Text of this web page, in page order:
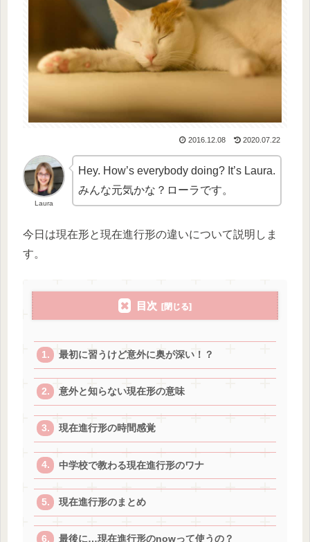
2016.12.08 2020.07.22
Laura
Hey. How’s everybody doing? It’s Laura.
みんな元気かな？ローラです。
今日は現在形と現在進行形の違いについて説明しま
す。
目次
最初に習うけど意外に奥が深い！？
意外と知らない現在形の意味
現在進行形の時間感覚
中学校で教わる現在進行形のワナ
現在進行形のまとめ
最後に…現在進行形のnowって使うの？